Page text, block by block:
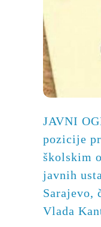
JAVNI
pozicije
školskim
javnih
Sarajevo,
Vlada